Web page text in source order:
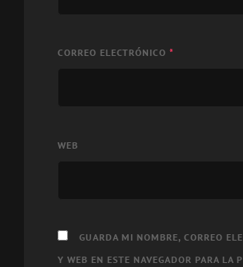
CORREO ELECTRÓNICO *
WEB
GUARDA MI NOMBRE, CORREO
Y WEB EN ESTE NAVEGADOR PARA LA